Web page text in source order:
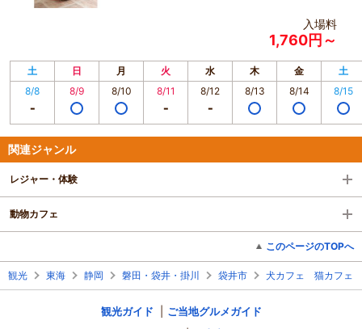
入場料
1,760円～
土 日 月 火 水 木 金
土
8/8
8/9 8/10 8/11 8/12 8/13 8/14 8/15
関連ジャンル
レジャー・体験
動物カフェ
このページのTOPへ
観光 東海 静岡 磐田・袋井・掛川 袋井市 犬カフェ 猫カフェ
観光ガイド
ご当地グルメガイド